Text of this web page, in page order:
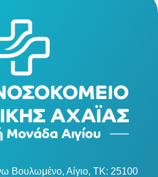
Βουλωμένο, Αίγιο, TK: 25100